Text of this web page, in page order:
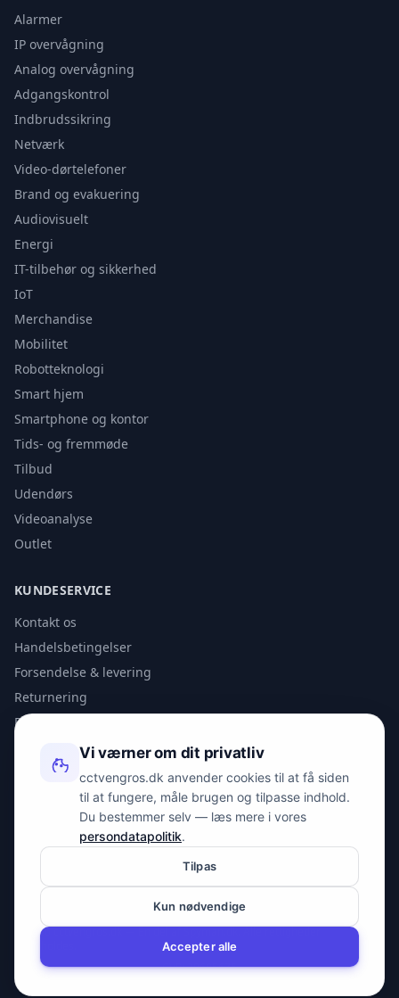
Alarmer
IP overvågning
Analog overvågning
Adgangskontrol
Indbrudssikring
Netværk
Video-dørtelefoner
Brand og evakuering
Audiovisuelt
Energi
IT-tilbehør og sikkerhed
IoT
Merchandise
Mobilitet
Robotteknologi
Smart hjem
Smartphone og kontor
Tids- og fremmøde
Tilbud
Udendørs
Videoanalyse
Outlet
KUNDESERVICE
Kontakt os
Handelsbetingelser
Forsendelse & levering
Returnering
Privatlivspolitik
KONTAKT
info@spyman.dk
Peter Bangs Vej 153, 2000 Frederiksberg
© 2026 cctvengros.dk — En del af Spyman.dk. Alle rettigheder
CVR: 30605675
Vi værner om dit privatliv
cctvengros.dk anvender cookies til at få siden
til at fungere, måle brugen og tilpasse indhold.
Du bestemmer selv — læs mere i vores
persondatapolitik.
Tilpas
Kun nødvendige
Accepter alle